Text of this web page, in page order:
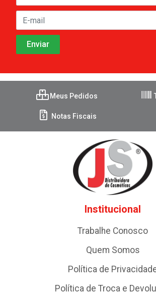
Meus Pedidos
Notas Fiscais
Institucional
Trabalhe Conosco
Quem Somos
Política de
Política de Troca e